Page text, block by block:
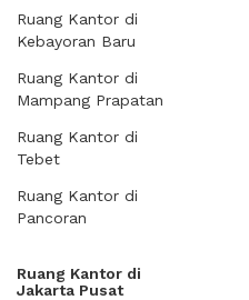
Ruang Kantor di
Kebayoran Baru
Ruang Kantor di
Mampang Prapatan
Ruang Kantor di
Tebet
Ruang Kantor di
Pancoran
Ruang Kantor di
Jakarta Pusat